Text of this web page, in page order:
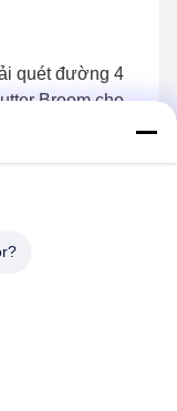
quét đường 4
Broom cho